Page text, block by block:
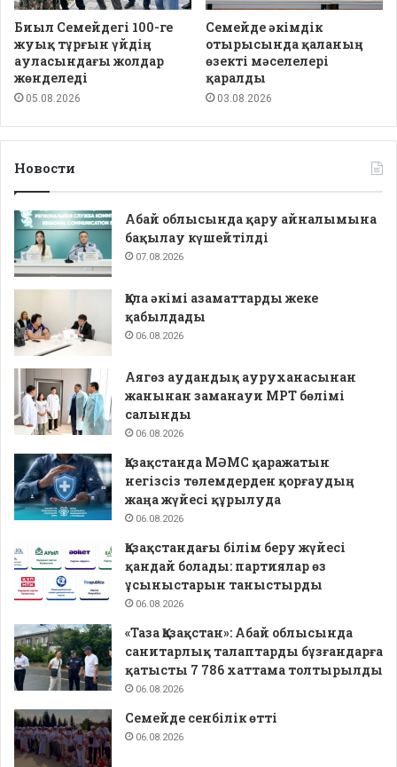
Биыл Семейдегі 100-ге
жуық тұрғын үйдің
ауласындағы жолдар
жөнделеді
05.08.2026
Семейде әкімдік
отырысында қаланың
өзекті мәселелері
қаралды
03.08.2026
Новости
Абай облысында қару айналымына
бақылау күшейтілді
07.08.2026
Қала әкімі азаматтарды жеке
қабылдады
06.08.2026
Аягөз аудандық ауруханасынан
жанынан заманауи МРТ бөлімі
салынды
06.08.2026
Қазақстанда МӘМС қаражатын
негізсіз төлемдерден қорғаудың
жаңа жүйесі құрылуда
06.08.2026
Қазақстандағы білім беру жүйесі
қандай болады: партиялар өз
ұсыныстарын таныстырды
06.08.2026
«Таза Қазақстан»: Абай облысында
санитарлық талаптарды бұзғандарға
қатысты 7 786 хаттама толтырылды
06.08.2026
Семейде сенбілік өтті
06.08.2026